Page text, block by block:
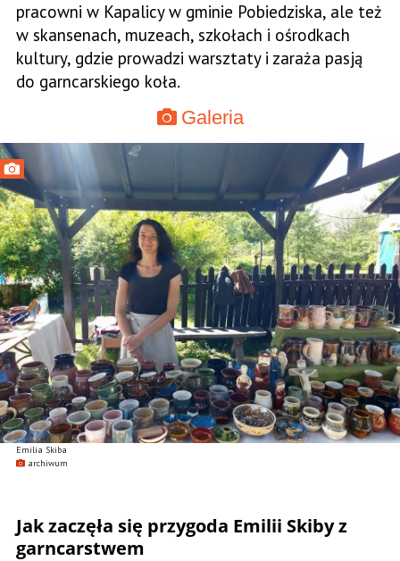
Emilia Skiba
archiwum
pracowni w Kapalicy w gminie Pobiedziska, ale też
w skansenach, muzeach, szkołach i ośrodkach
kultury, gdzie prowadzi warsztaty i zaraża pasją
do garncarskiego koła.
Galeria
Jak zaczęła się przygoda Emilii Skiby z
garncarstwem